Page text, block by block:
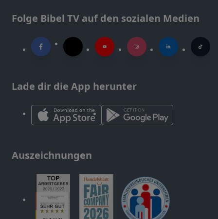
Folge Bibel TV auf den sozialen Medien
Lade dir die App herunter
Auszeichnungen